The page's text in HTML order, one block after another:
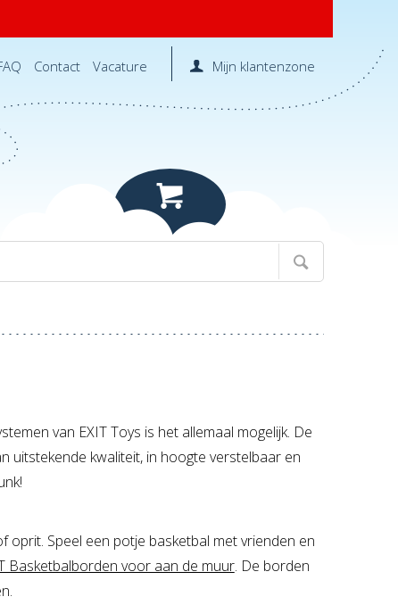
Contact Vacature Mijn klantenzone
van EXIT Toys is het allemaal mogelijk. De
uitstekende kwaliteit, in hoogte verstelbaar en
Speel een potje basketbal met vrienden en
Basketbalborden voor aan de muur. De borden